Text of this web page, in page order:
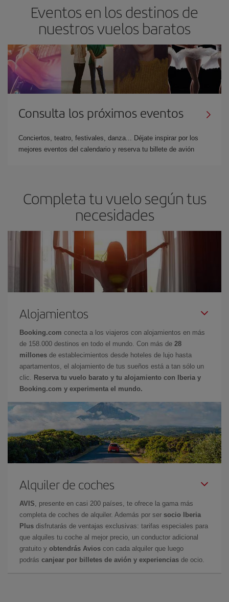
Eventos en los destinos de
nuestros vuelos baratos
Consulta los próximos eventos
Conciertos, teatro, festivales, danza... Déjate inspirar por los
mejores eventos del calendario y reserva tu billete de avión
Completa tu vuelo según tus
necesidades
Alojamientos
Booking.com conecta a los viajeros con alojamientos en más
de 158.000 destinos en todo el mundo. Con más de 28
millones de establecimientos desde hoteles de lujo hasta
apartamentos, el alojamiento de tus sueños está a tan sólo un
clic.
Reserva tu vuelo barato y tu alojamiento con Iberia y
Booking.com y experimenta el mundo.
Alquiler de coches
AVIS , presente en casi 200 países, te ofrece la gama más
completa de coches de alquiler. Además por ser socio Iberia
Plus disfrutarás de ventajas exclusivas: tarifas especiales para
que alquiles tu coche al mejor precio, un conductor adicional
gratuito y obtendrás Avios con cada alquiler que luego
podrás canjear por billetes de avión y experiencias de ocio.